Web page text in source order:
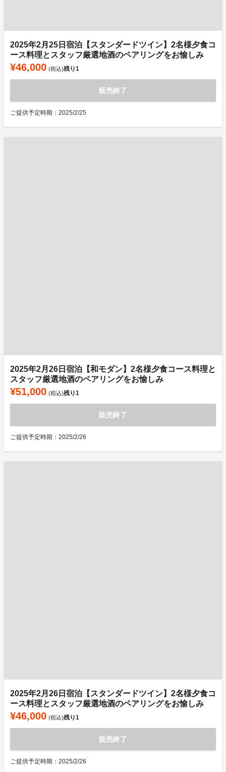
2025年2月25日宿泊【スタンダードツイン】2名様夕食コ
ース料理とスタッフ厳選地酒のペアリングをお愉しみ
¥46,000 (税込)残り1
販売終了
ご提供予定時期：2025/2/25
2025年2月26日宿泊【和モダン】2名様夕食コース料理と
スタッフ厳選地酒のペアリングをお愉しみ
¥51,000 (税込)残り1
販売終了
ご提供予定時期：2025/2/26
2025年2月26日宿泊【スタンダードツイン】2名様夕食コ
ース料理とスタッフ厳選地酒のペアリングをお愉しみ
¥46,000 (税込)残り1
販売終了
ご提供予定時期：2025/2/26